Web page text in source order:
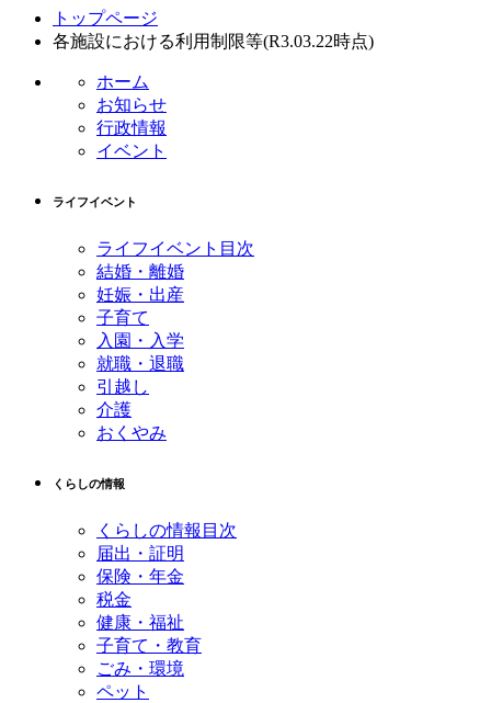
トップページ
各施設における利用制限等(R3.03.22時点)
ホーム
お知らせ
行政情報
イベント
ライフイベント
ライフイベント目次
結婚・離婚
妊娠・出産
子育て
入園・入学
就職・退職
引越し
介護
おくやみ
くらしの情報
くらしの情報目次
届出・証明
保険・年金
税金
健康・福祉
子育て・教育
ごみ・環境
ペット